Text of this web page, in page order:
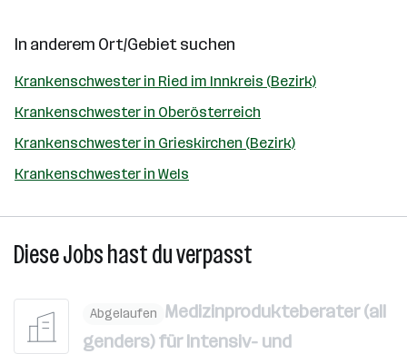
In anderem Ort/Gebiet suchen
Krankenschwester in Ried im Innkreis (Bezirk)
Krankenschwester in Oberösterreich
Krankenschwester in Grieskirchen (Bezirk)
Krankenschwester in Wels
Diese Jobs hast du verpasst
Abgelaufen Medizinprodukteberater (all
genders) für Intensiv- und